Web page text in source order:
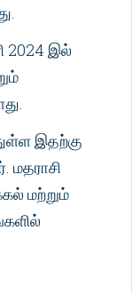
2024 இல்
இதற்கு
மதராசி
மற்றும்